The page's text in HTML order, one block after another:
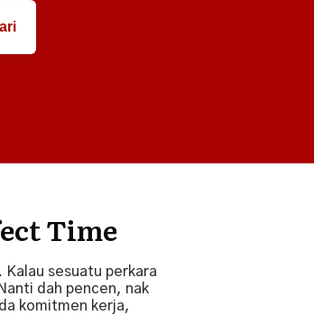
Time
sesuatu perkara
dah pencen, nak
komitmen kerja,